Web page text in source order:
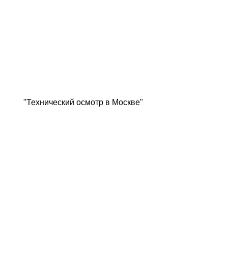
"Технический осмотр в Москве"